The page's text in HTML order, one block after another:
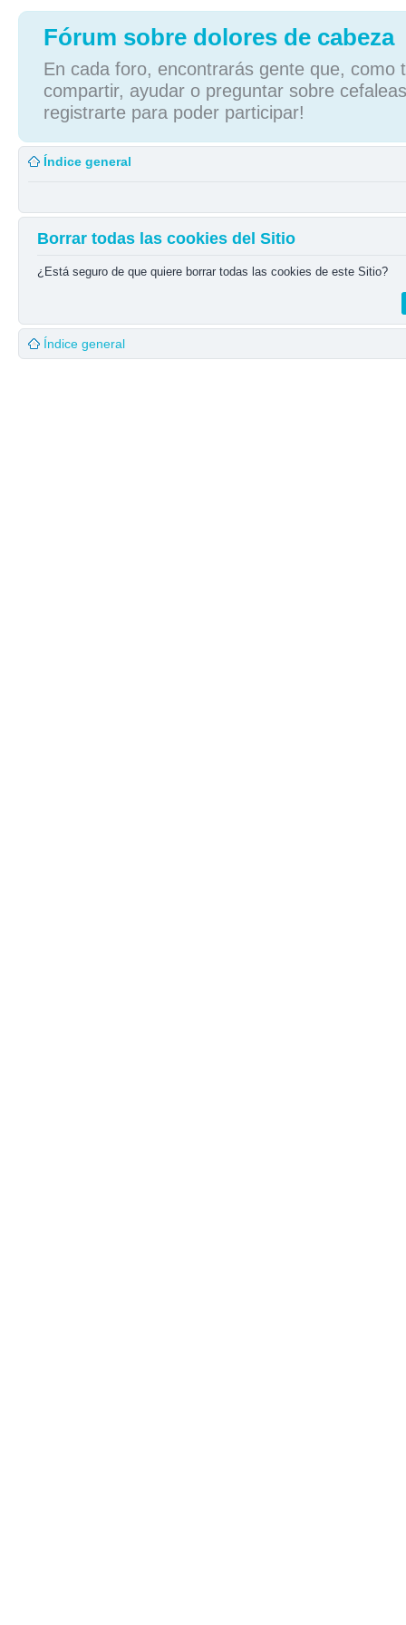
Fórum sobre dolores de cabeza
En cada foro, encontrarás gente que, como
compartir, ayudar o preguntar sobre
registrarte para poder participar!
Índice general
Borrar todas las cookies del Sitio
¿Está seguro de que quiere borrar todas las cookies de este Sitio?
Índice general